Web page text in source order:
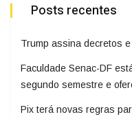
Posts recentes
Trump assina decretos
Faculdade Senac-DF
segundo semestre e
Pix terá novas regras